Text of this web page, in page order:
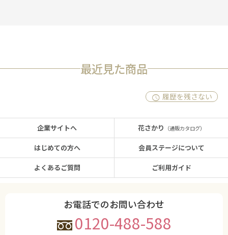
最近見た商品
履歴を残さない
企業サイトへ
はじめての方へ
よくあるご質問
花さかり （通販カタログ）
会員ステージについて
ご利用ガイド
お電話でのお問い合わせ
0120-488-588